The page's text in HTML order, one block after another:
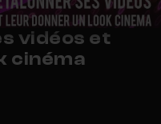
vidéos et
cinéma